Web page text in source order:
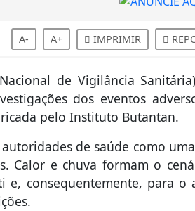
A- A+ IMPRIMIR
de Vigilância
dos eventos
pelo Instituto Butantan.
de saúde como
Calor e chuva formam o
consequentemente, para o